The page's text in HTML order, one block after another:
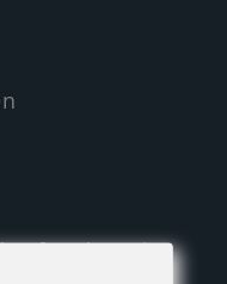
und Service